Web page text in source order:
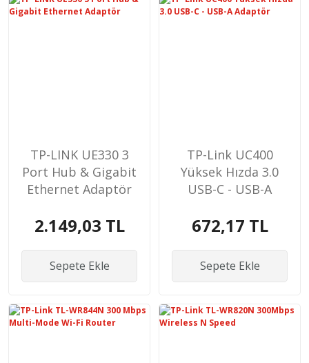
TP-LINK UE330 3
Port Hub & Gigabit
Ethernet Adaptör
2.149,03 TL
Sepete Ekle
TP-Link UC400
Yüksek Hızda 3.0
USB-C - USB-A
672,17 TL
Sepete Ekle